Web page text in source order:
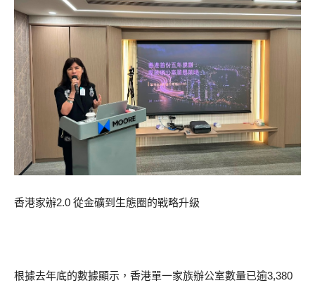
香港家辦2.0 從金礦到生態圈的戰略升級
根據去年底的數據顯示，香港單一家族辦公室數量已逾3,380